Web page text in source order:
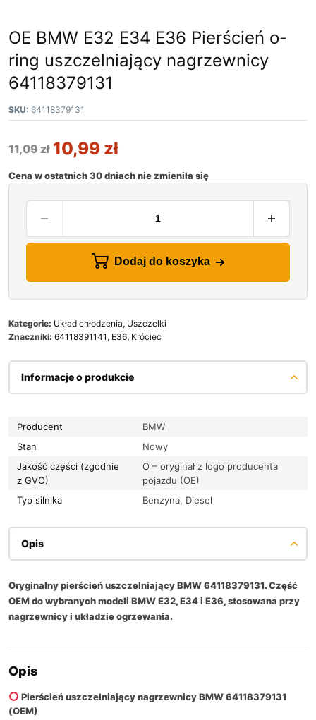
OE BMW E32 E34 E36 Pierścień o-
ring uszczelniający nagrzewnicy
64118379131
SKU: 64118379131
11,09zł 10,99 zł
Cena w ostatnich 30 dniach nie zmieniła się
Dodaj do koszyka
Kategorie: Układ chłodzenia, Uszczelki
Znaczniki: 64118391141 , E36, Króciec
Informacje o produkcie
Producent
BMW
Stan
Nowy
Jakość części (zgodnie
z GVO)
O – oryginał z logo producenta
pojazdu (OE)
Typ silnika
Benzyna, Diesel
Opis
Oryginalny pierścień uszczelniający BMW 64118379131. Część
OEM do wybranych modeli BMW E32, E34 i E36, stosowana przy
nagrzewnicy i układzie ogrzewania.
Opis
Pierścień uszczelniający nagrzewnicy BMW 64118379131
(OEM)